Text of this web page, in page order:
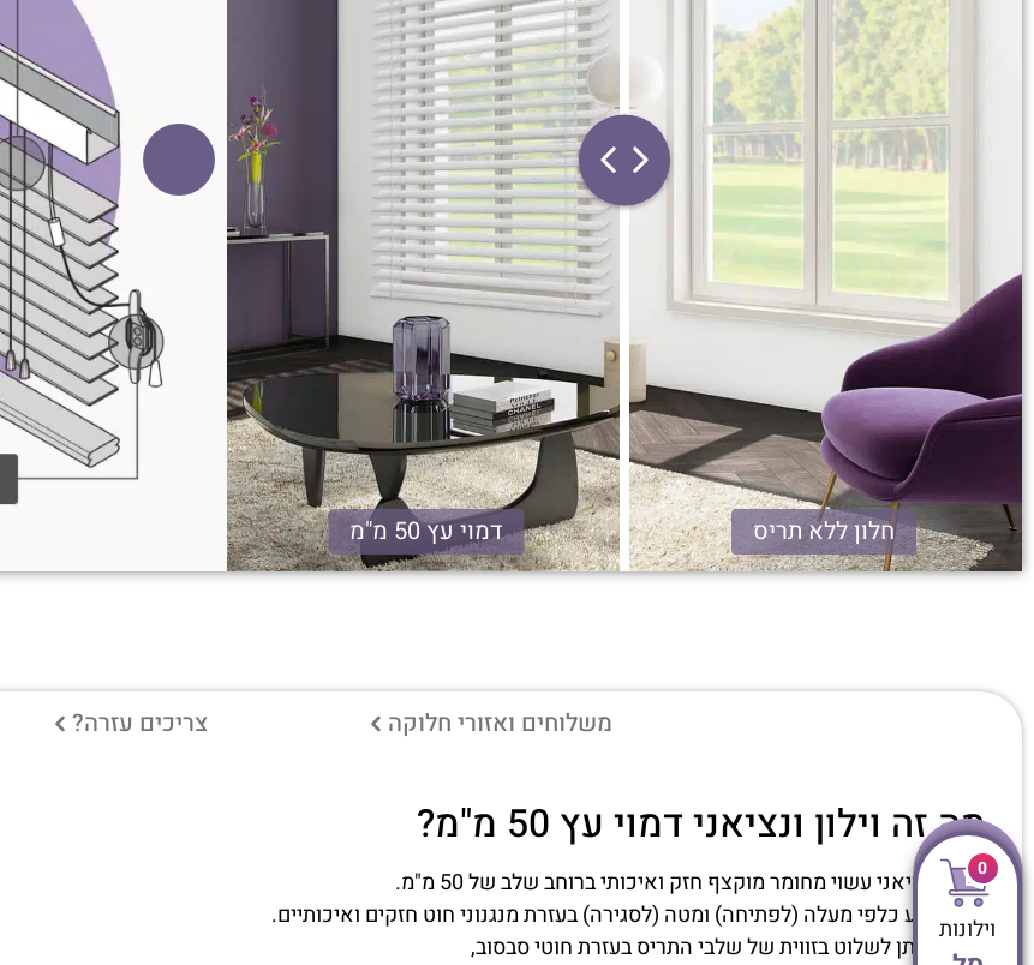
דמוי עץ 50 מ"מ חלון ללא תריס
משלוחים ואזורי חלוקה צריכים עזרה?
מה זה וילון ונציאני דמוי עץ 50 מ"מ?
תריס ונציאני עשוי מחומר מוקצף חזק ואיכותי ברוחב שלב של 50 מ"מ.
התריס נע כלפי מעלה (לפתיחה) ומטה (לסגירה) בעזרת מנגנוני חוט חזקים ואיכותיים.
בנוסף ניתן לשלוט בזווית של שלבי התריס בעזרת חוטי סבסוב,
0
וילונות